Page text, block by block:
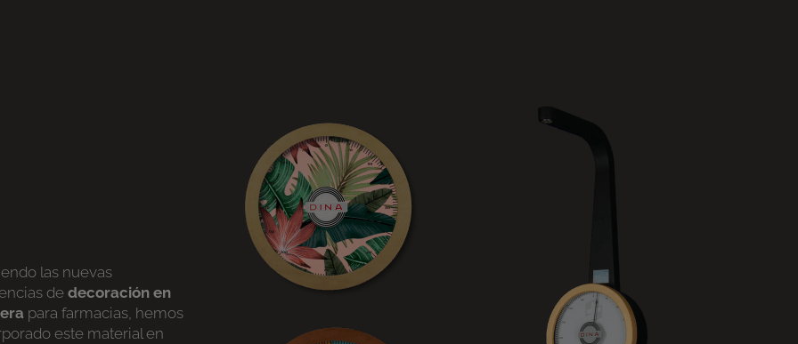
las nuevas
dedecoración en
para farmacias, hemos
este material en